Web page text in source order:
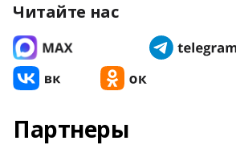
Читайте нас
Партнеры